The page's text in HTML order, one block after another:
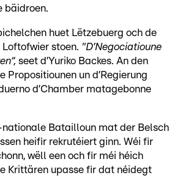
bäidroen.
huet Lëtzebuerg och de
Loftofwier stoen. "D’Negociatioune
seet d’Yuriko Backes. An den
Propositiounen un d’Regierung
d’Chamber matagebonne
Batailloun mat der Belsch
heifir rekrutéiert ginn. Wéi fir
wëll een och fir méi héich
Krittären upasse fir dat néidegt